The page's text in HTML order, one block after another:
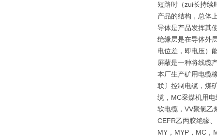
短路时（zui长持续
产品的结构，总体
导体是产品发挥其
绝缘层是在导体外
电位差，即电压）
屏蔽是一种将线缆
本厂生产矿用电缆
联〕控制电缆，煤
缆，MC采煤机用
软电缆，VV聚氯乙
CEFR乙丙胶绝缘
MY，MYP，MC，